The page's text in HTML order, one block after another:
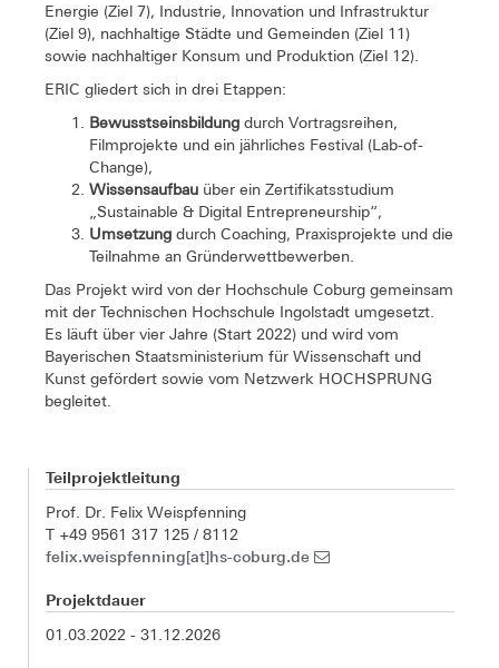
Energie (Ziel 7), Industrie, Innovation und Infrastruktur
(Ziel 9), nachhaltige Städte und Gemeinden (Ziel 11)
sowie nachhaltiger Konsum und Produktion (Ziel 12).
ERIC gliedert sich in drei Etappen:
Bewusstseinsbildung durch Vortragsreihen,
Filmprojekte und ein jährliches Festival (Lab-of-
Change),
Wissensaufbau über ein Zertifikatsstudium
„Sustainable & Digital Entrepreneurship“,
Umsetzung durch Coaching, Praxisprojekte und die
Teilnahme an Gründerwettbewerben.
Das Projekt wird von der Hochschule Coburg gemeinsam
mit der Technischen Hochschule Ingolstadt umgesetzt.
Es läuft über vier Jahre (Start 2022) und wird vom
Bayerischen Staatsministerium für Wissenschaft und
Kunst gefördert sowie vom Netzwerk HOCHSPRUNG
begleitet.
Teilprojektleitung
Prof. Dr. Felix Weispfenning
T +49 9561 317 125 / 8112
felix.weispfenning[at]hs-coburg.de
Projektdauer
01.03.2022 - 31.12.2026